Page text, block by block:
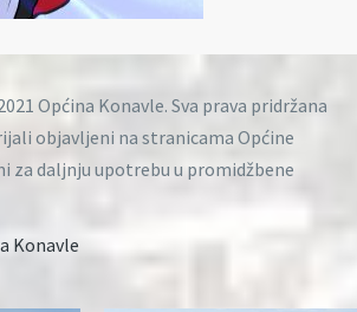
Općina Konavle. Sva prava pridržana
objavljeni na stranicama Općine
za daljnju upotrebu u promidžbene
Konavle